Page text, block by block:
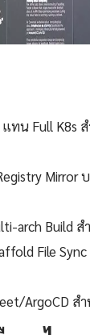
แทน Full K8s
Mirror
arch Build ส
File
ArgoCD ส